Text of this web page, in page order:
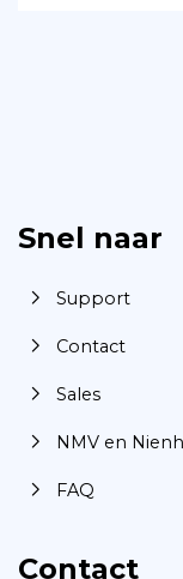
Snel naar
Support
Contact
Sales
NMV en
FAQ
Contact